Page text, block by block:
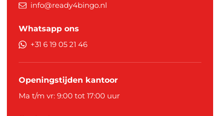
info@ready4bingo.nl
Whatsapp ons
+31 6 19 05 21 46
Openingstijden kantoor
Ma t/m vr: 9:00 tot 17:00 uur